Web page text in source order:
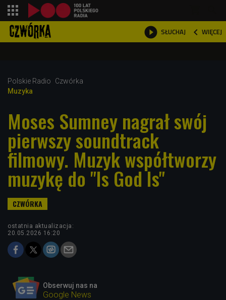
 SŁUCHAJ  WIĘCEJ

Polskie Radio
Czwórka
Muzyka
Moses Sumney nagrał swój
pierwszy soundtrack
filmowy. Muzyk współtworzy
muzykę do "Is God Is"
ostatnia aktualizacja:
20.05.2026 16:20
Obserwuj nas na
Google News